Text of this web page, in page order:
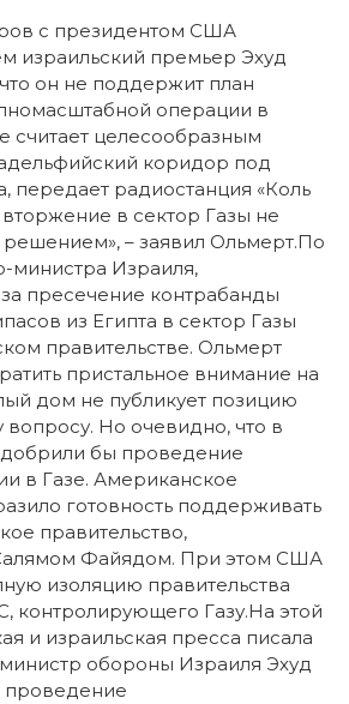
с президентом США
премьер Эхуд
он не поддержит план
операции в
считает целесообразным
коридор под
передает радиостанция «Коль
в сектор Газы не
– заявил Ольмерт.По
Израиля,
за пресечение контрабанды
из Египта в сектор Газы
правительстве. Ольмерт
пристальное внимание на
дом не публикует позицию
Но очевидно, что в
бы проведение
в Газе. Американское
готовность поддерживать
правительство,
Файядом. При этом США
изоляцию правительства
Газу.На этой
и израильская пресса писала
обороны Израиля Эхуд
проведение